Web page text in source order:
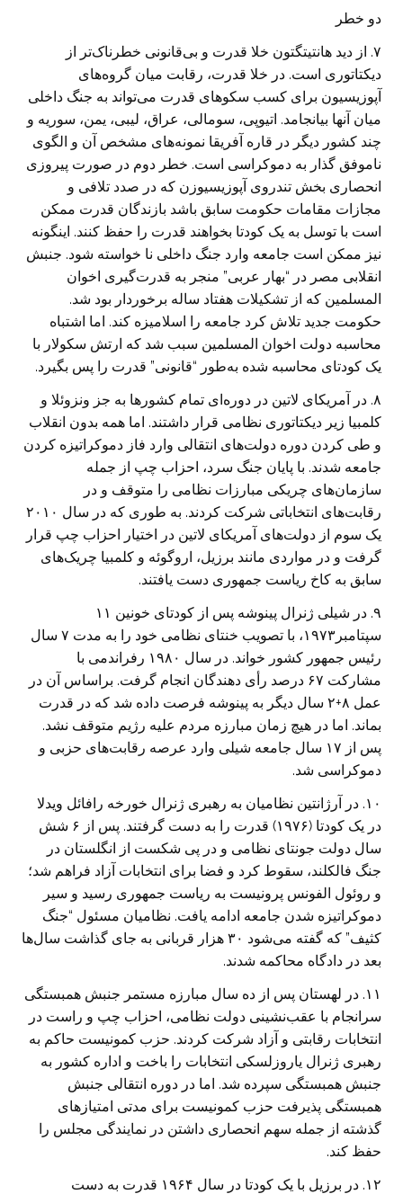
دو خطر
۷. از دید هانتیتگتون خلا قدرت و بی‌قانونی خطرناک‌تر از
دیکتاتوری است. در خلا قدرت، رقابت میان گروه‌های
آپوزیسیون برای کسب سکوهای قدرت می‌تواند به جنگ داخلی
میان آنها بیانجامد. اتیوپی، سومالی، عراق، لیبی، یمن، سوریه و
چند کشور دیگر در قاره آفریقا نمونه‌های مشخص آن و الگوی
ناموفق گذار به دموکراسی است. خطر دوم در صورت پیروزی
انحصاری بخش تندروی آپوزیسیوزن که در صدد تلافی و
مجازات مقامات حکومت سابق باشد بازندگان قدرت ممکن
است با توسل به یک کودتا بخواهند قدرت را حفظ کنند. اینگونه
نیز ممکن است جامعه وارد جنگ داخلی نا خواسته شود. جنبش
انقلابی مصر در “بهار عربی” منجر به قدرت‌گیری اخوان
المسلمین که از تشکیلات هفتاد ساله برخوردار بود شد.
حکومت جدید تلاش کرد جامعه را اسلامیزه کند. اما اشتباه
محاسبه دولت اخوان المسلمین سبب شد که ارتش سکولار با
یک کودتای محاسبه شده به‌طور “قانونی” قدرت را پس بگیرد.
۸. در آمریکای لاتین در دوره‌ای تمام کشورها به جز ونزوئلا و
کلمبیا زیر دیکتاتوری نظامی قرار داشتند. اما همه بدون انقلاب
و طی کردن دوره دولت‌های انتقالی وارد فاز دموکراتیزه کردن
جامعه شدند. با پایان جنگ سرد، احزاب چپ از جمله
سازمان‌های چریکی مبارزات نظامی را متوقف و در
رقابت‌های انتخاباتی شرکت کردند. به طوری که در سال ۲۰۱۰
یک سوم از دولت‌های آمریکای لاتین در اختیار احزاب چپ قرار
گرفت و در مواردی مانند برزیل، اروگوئه و کلمبیا چریک‌های
سابق به کاخ ریاست جمهوری دست یافتند.
۹. در شیلی ژنرال پینوشه پس از کودتای خونین ۱۱
سپتامبر۱۹۷۳، با تصویب خنتای نظامی خود را به مدت ۷ سال
رئیس جمهور کشور خواند. در سال ۱۹۸۰ رفراندمی با
مشارکت ۶۷ درصد رأی دهندگان انجام گرفت. براساس آن در
عمل ۸+۲ سال دیگر به پینوشه فرصت داده شد که در قدرت
بماند. اما در هیچ زمان مبارزه مردم علیه رژیم متوقف نشد.
پس از ۱۷ سال جامعه شیلی وارد عرصه رقابت‌های حزبی و
دموکراسی شد.
۱۰. در آرژانتین نظامیان به رهبری ژنرال خورخه رافائل ویدلا
در یک کودتا (۱۹۷۶) قدرت را به دست گرفتند. پس از ۶ شش
سال دولت جونتای نظامی و در پی شکست از انگلستان در
جنگ فالکلند، سقوط کرد و فضا برای انتخابات آزاد فراهم شد؛
و روئول الفونس پرونیست به ریاست جمهوری رسید و سیر
دموکراتیزه شدن جامعه ادامه یافت. نظامیان مسئول “جنگ
کثیف” که گفته می‌شود ۳۰ هزار قربانی به جای گذاشت سال‌ها
بعد در دادگاه محاکمه شدند.
۱۱. در لهستان پس از ده سال مبارزه مستمر جنبش همبستگی
سرانجام با عقب‌نشینی دولت نظامی، احزاب چپ و راست در
انتخابات رقابتی و آزاد شرکت کردند. حزب کمونیست حاکم به
رهبری ژنرال یاروزلسکی انتخابات را باخت و اداره کشور به
جنبش همبستگی سپرده شد. اما در دوره انتقالی جنبش
همبستگی پذیرفت حزب کمونیست برای مدتی امتیازهای
گذشته از جمله سهم انحصاری داشتن در نمایندگی مجلس را
حفظ کند.
۱۲. در برزیل با یک کودتا در سال ۱۹۶۴ قدرت به دست